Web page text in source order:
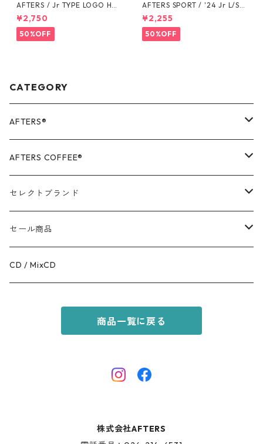
AFTERS / Jr TYPE LOGO HO
ODIE
¥2,750
50%OFF
AFTERS SPORT / '24 Jr L/S T
EE
¥2,255
50%OFF
CATEGORY
AFTERS®️
OUTER
TOPS
BOTTOMS
GOODS
AFTERS SPORT
AFTERS COFFEE®️
APPALEL / GOODS
COFFEE
セレクトブランド
MR.OLIVE
RACAL
セール商品
OUTER
CD / MixCD
商品一覧に戻る
株式会社AFTERS